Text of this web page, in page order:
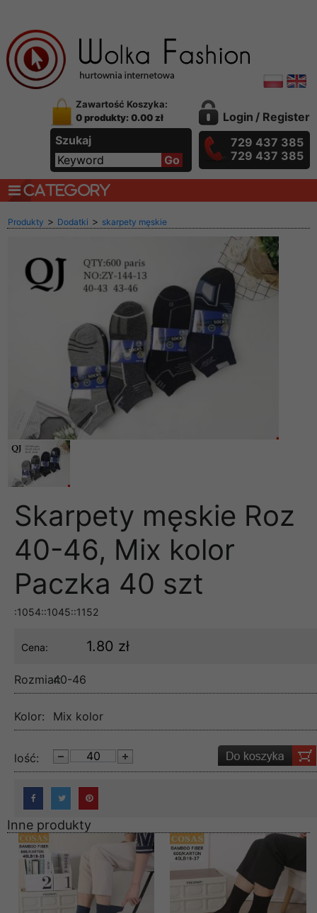
Zawartość Koszyka:
0 produkty: 0.00 zł
Szukaj
Login / Register
729 437 385
729 437 385
CATEGORY
Produkty > Dodatki > skarpety męskie
Skarpety męskie Roz
40-46, Mix kolor
Paczka 40 szt
:1054::1045::1152
Cena: 1.80 zł
Rozmiar:40-46
Kolor: Mix kolor
lość:
Inne produkty